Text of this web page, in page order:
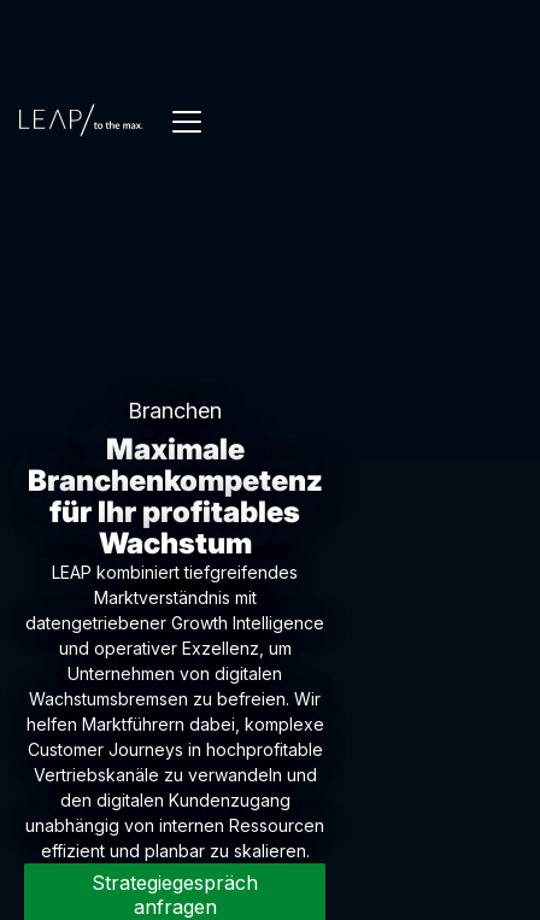
Branchen
Maximale
Branchenkompetenz
für Ihr profitables
Wachstum
LEAP kombiniert tiefgreifendes
Marktverständnis mit
datengetriebener Growth Intelligence
und operativer Exzellenz, um
Unternehmen von digitalen
Wachstumsbremsen zu befreien. Wir
helfen Marktführern dabei, komplexe
Customer Journeys in hochprofitable
Vertriebskanäle zu verwandeln und
den digitalen Kundenzugang
unabhängig von internen Ressourcen
effizient und planbar zu skalieren.
Strategiegespräch
anfragen